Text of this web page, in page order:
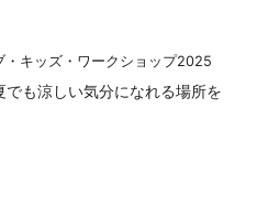
キッズ・ワークショップ2025
も涼しい気分になれる場所を